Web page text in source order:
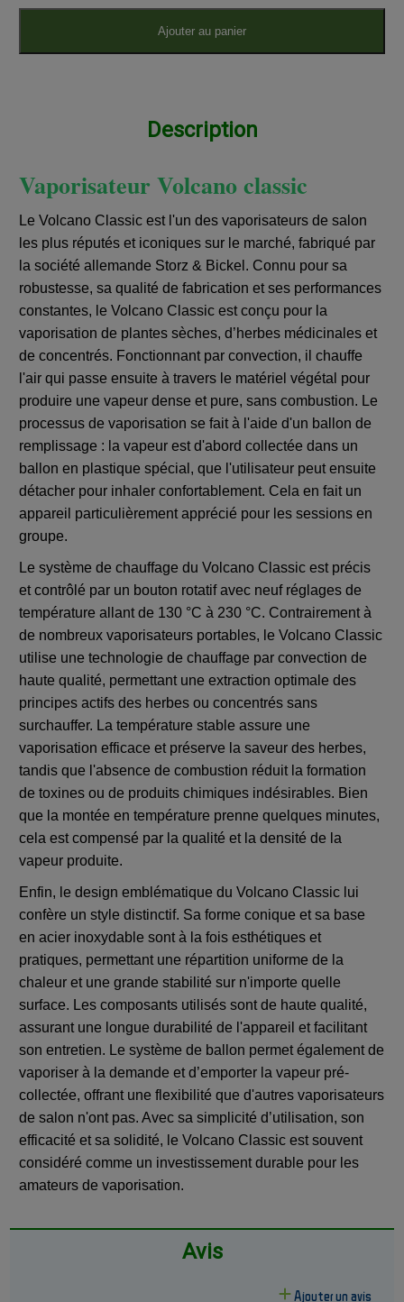
Ajouter au panier
Description
Vaporisateur Volcano classic
Le Volcano Classic est l'un des vaporisateurs de salon
les plus réputés et iconiques sur le marché, fabriqué par
la société allemande Storz & Bickel. Connu pour sa
robustesse, sa qualité de fabrication et ses performances
constantes, le Volcano Classic est conçu pour la
vaporisation de plantes sèches, d’herbes médicinales et
de concentrés. Fonctionnant par convection, il chauffe
l'air qui passe ensuite à travers le matériel végétal pour
produire une vapeur dense et pure, sans combustion. Le
processus de vaporisation se fait à l'aide d'un ballon de
remplissage : la vapeur est d'abord collectée dans un
ballon en plastique spécial, que l'utilisateur peut ensuite
détacher pour inhaler confortablement. Cela en fait un
appareil particulièrement apprécié pour les sessions en
groupe.
Le système de chauffage du Volcano Classic est précis
et contrôlé par un bouton rotatif avec neuf réglages de
température allant de 130 °C à 230 °C. Contrairement à
de nombreux vaporisateurs portables, le Volcano Classic
utilise une technologie de chauffage par convection de
haute qualité, permettant une extraction optimale des
principes actifs des herbes ou concentrés sans
surchauffer. La température stable assure une
vaporisation efficace et préserve la saveur des herbes,
tandis que l'absence de combustion réduit la formation
de toxines ou de produits chimiques indésirables. Bien
que la montée en température prenne quelques minutes,
cela est compensé par la qualité et la densité de la
vapeur produite.
Enfin, le design emblématique du Volcano Classic lui
confère un style distinctif. Sa forme conique et sa base
en acier inoxydable sont à la fois esthétiques et
pratiques, permettant une répartition uniforme de la
chaleur et une grande stabilité sur n'importe quelle
surface. Les composants utilisés sont de haute qualité,
assurant une longue durabilité de l'appareil et facilitant
son entretien. Le système de ballon permet également de
vaporiser à la demande et d’emporter la vapeur pré-
collectée, offrant une flexibilité que d'autres vaporisateurs
de salon n'ont pas. Avec sa simplicité d’utilisation, son
efficacité et sa solidité, le Volcano Classic est souvent
considéré comme un investissement durable pour les
amateurs de vaporisation.
Avis
Ajouter un avis